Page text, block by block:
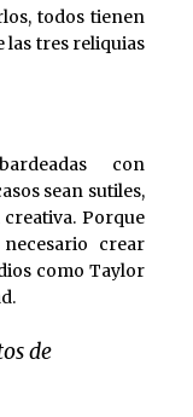
todos tienen
las tres reliquias
con
sean sutiles,
Porque
crear
como Taylor
de